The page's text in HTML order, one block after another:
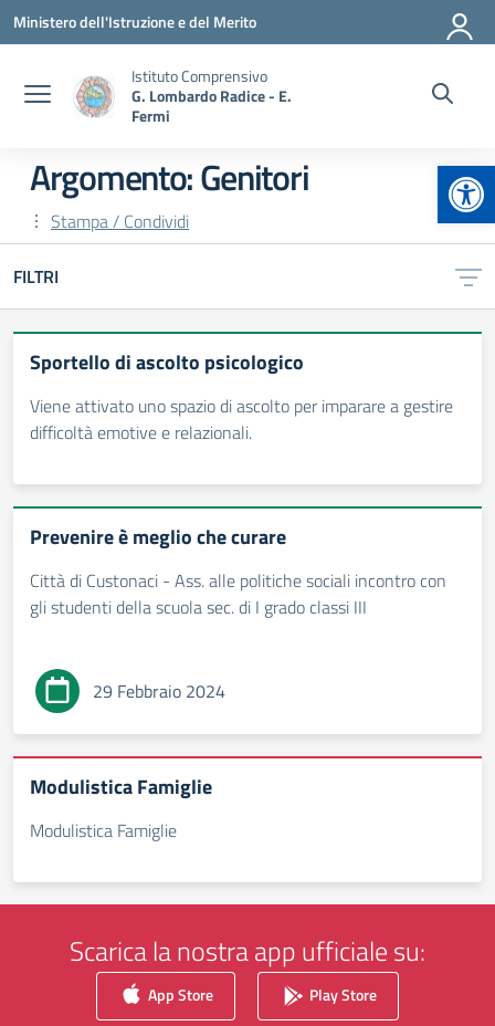
Vai ai contenuti
Vai al menu di navigazione
Vai al footer
Ministero dell'Istruzione e del Merito
Istituto Comprensivo
G. Lombardo Radice - E.
Fermi
Argomento: Genitori
Stampa / Condividi
FILTRI
Sportello di ascolto psicologico
Viene attivato uno spazio di ascolto per imparare a gestire
difficoltà emotive e relazionali.
Prevenire è meglio che curare
Città di Custonaci - Ass. alle politiche sociali incontro con
gli studenti della scuola sec. di I grado classi III
29 Febbraio 2024
Modulistica Famiglie
Modulistica Famiglie
Scarica la nostra app ufficiale su:
App Store Play Store